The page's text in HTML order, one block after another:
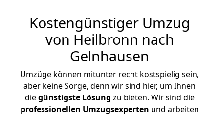
Kostengünstiger Umzug
von Heilbronn nach
Gelnhausen
Umzüge können mitunter recht kostspielig sein,
aber keine Sorge, denn wir sind hier, um Ihnen
diegünstigste Lösung zu bieten. Wir sind die
professionellen Umzugsexperten und arbeiten